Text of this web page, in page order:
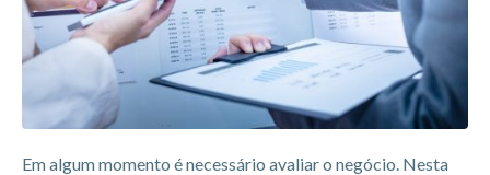
Em algum momento é necessário avaliar o negócio. Nesta